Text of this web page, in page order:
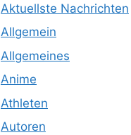
Aktuellste Nachrichten
Allgemein
Allgemeines
Anime
Athleten
Autoren